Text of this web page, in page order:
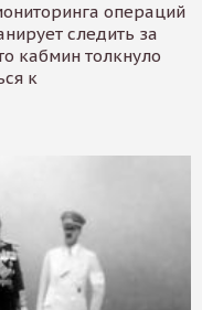
операций
следить за
кабмин толкнуло
к